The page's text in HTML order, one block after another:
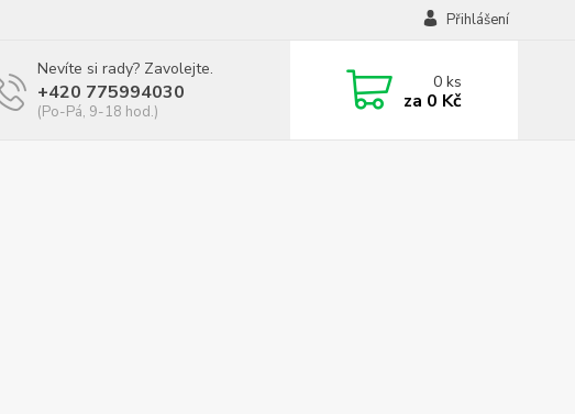
Přihlášení
Nevíte si rady? Zavolejte.
+420 775994030
(Po-Pá, 9-18 hod.)
0ks
za 0 Kč